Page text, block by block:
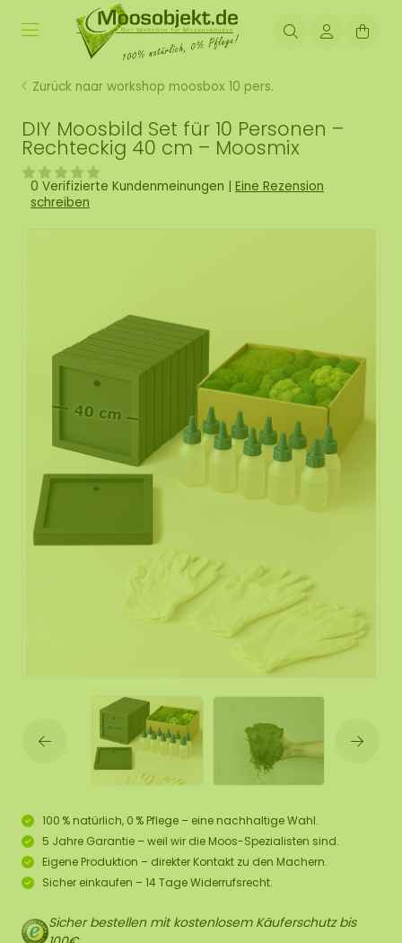
Zurück naar workshop moosbox 10 pers.
DIY Moosbild Set für 10 Personen –
Rechteckig 40 cm – Moosmix
0 Verifizierte Kundenmeinungen | Eine Rezension
schreiben
100 % natürlich, 0 % Pflege – eine nachhaltige Wahl.
5 Jahre Garantie – weil wir die Moos-Spezialisten sind.
Eigene Produktion – direkter Kontakt zu den Machern.
Sicher einkaufen – 14 Tage Widerrufsrecht.
Sicher bestellen mit kostenlosem Käuferschutz bis